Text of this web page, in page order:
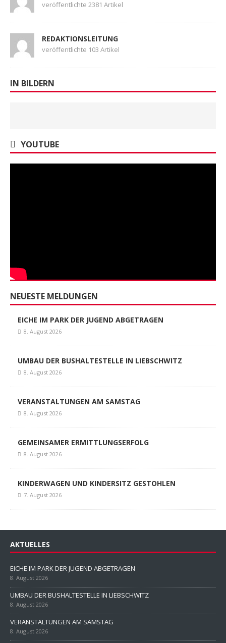
veröffentlichte 2381 Artikel
REDAKTIONSLEITUNG
veröffentlichte 103 Artikel
IN BILDERN
YOUTUBE
NEUESTE MELDUNGEN
EICHE IM PARK DER JUGEND ABGETRAGEN
8. August 2026
UMBAU DER BUSHALTESTELLE IN LIEBSCHWITZ
8. August 2026
VERANSTALTUNGEN AM SAMSTAG
8. August 2026
GEMEINSAMER ERMITTLUNGSERFOLG
8. August 2026
KINDERWAGEN UND KINDERSITZ GESTOHLEN
7. August 2026
AKTUELLES
EICHE IM PARK DER JUGEND ABGETRAGEN
8. August 2026
UMBAU DER BUSHALTESTELLE IN LIEBSCHWITZ
8. August 2026
VERANSTALTUNGEN AM SAMSTAG
8. August 2026